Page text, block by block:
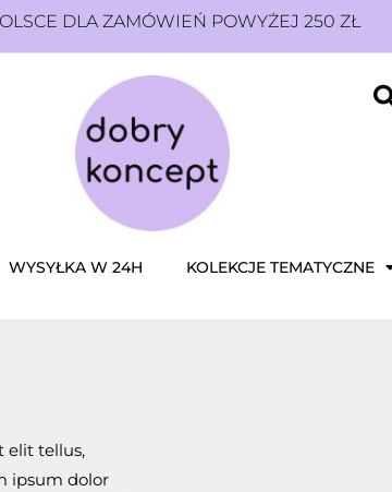
DLA ZAMÓWIEŃ POWYŻEJ 250 ZŁ
WYSYŁKA W 24H KOLEKCJE TEMATYCZNE
elit tellus,
ipsum dolor